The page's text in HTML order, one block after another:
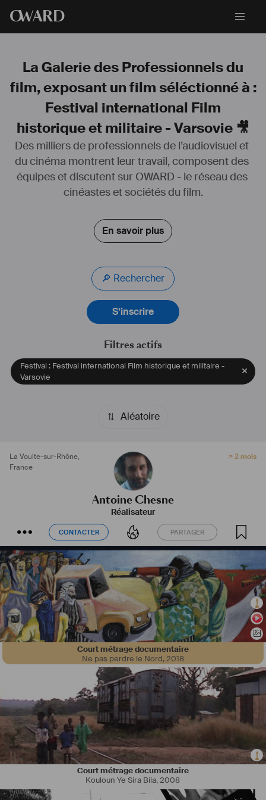
OWARD
La Galerie des Professionnels du
film, exposant un film séléctionné à :
Festival international Film
historique et militaire - Varsovie 🎥
Des milliers de professionnels de l’audiovisuel et
du cinéma montrent leur travail, composent des
équipes et discutent sur OWARD - le réseau des
cinéastes et sociétés du film.
En savoir plus
🔎 Rechercher
S’inscrire
Filtres actifs
Festival : Festival international Film historique et militaire -
Varsovie
Aléatoire
La Voulte-sur-Rhône,
France
> 2 mois
Antoine Chesne
Réalisateur
CONTACTER PARTAGER
CONTACTER PARTAGER
Court métrage documentaire
Ne pas perdre le Nord,2018
Court métrage documentaire
Kouloun Ye Sira Bila,2008